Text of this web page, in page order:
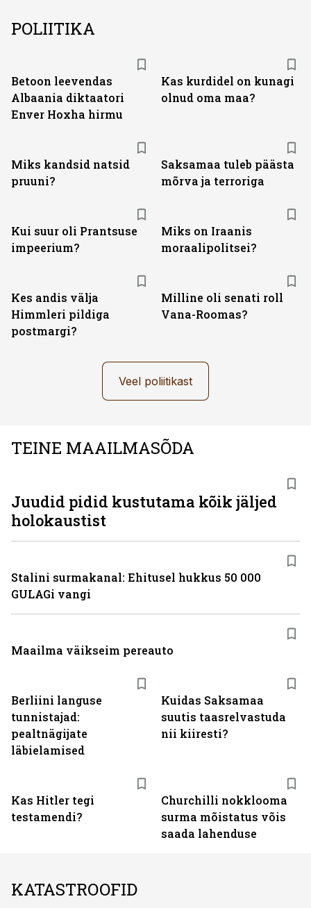
POLIITIKA
Betoon leevendas
Albaania diktaatori
Enver Hoxha hirmu
Kas kurdidel on kunagi
olnud oma maa?
Miks kandsid natsid
pruuni?
Saksamaa tuleb päästa
mõrva ja terroriga
Kui suur oli Prantsuse
impeerium?
Miks on Iraanis
moraalipolitsei?
Kes andis välja
Himmleri pildiga
postmargi?
Milline oli senati roll
Vana-Roomas?
Veel poliitikast
TEINE MAAILMASÕDA
Berliini languse
tunnistajad:
pealtnägijate
läbielamised
Kuidas Saksamaa
suutis taasrelvastuda
nii kiiresti?
Kas Hitler tegi
testamendi?
Churchilli nokklooma
surma mõistatus võis
saada lahenduse
Juudid pidid kustutama kõik jäljed
holokaustist
Stalini surmakanal: Ehitusel hukkus 50 000
GULAGi vangi
Maailma väikseim pereauto
KATASTROOFID